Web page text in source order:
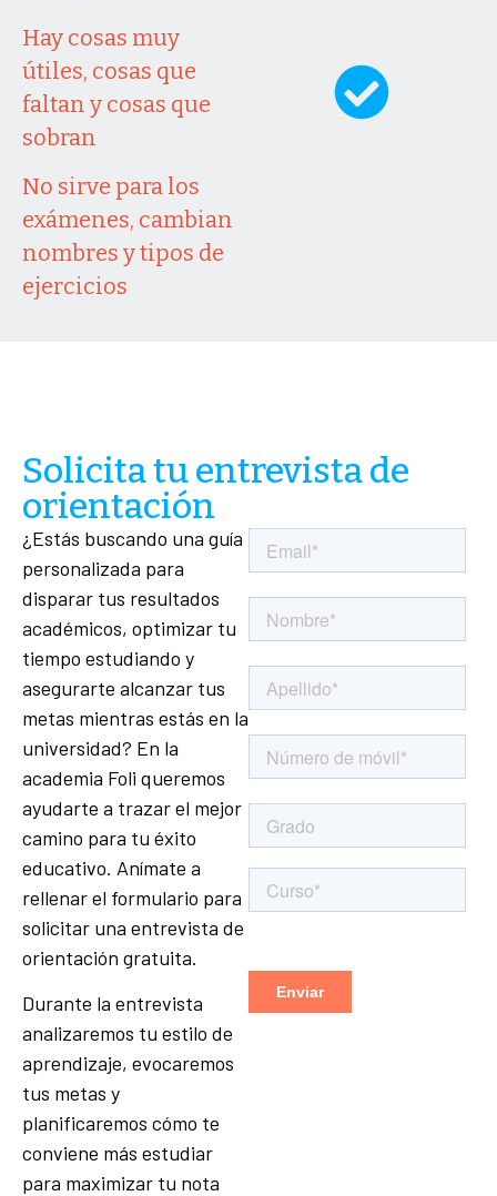
Hay cosas muy
útiles, cosas que
faltan y cosas que
sobran
No sirve para los
exámenes, cambian
nombres y tipos de
ejercicios
Solicita tu entrevista de
orientación
¿Estás buscando una guía
personalizada para
disparar tus resultados
académicos, optimizar tu
tiempo estudiando y
asegurarte alcanzar tus
metas mientras estás en la
universidad? En la
academia Foli queremos
ayudarte a trazar el mejor
camino para tu éxito
educativo. Anímate a
rellenar el formulario para
solicitar una entrevista de
orientación gratuita.
Durante la entrevista
analizaremos tu estilo de
aprendizaje, evocaremos
tus metas y
planificaremos cómo te
conviene más estudiar
para maximizar tu nota